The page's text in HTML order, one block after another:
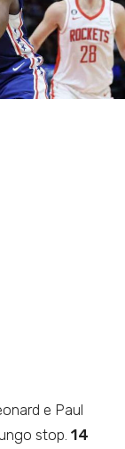
e Paul
stop. 14